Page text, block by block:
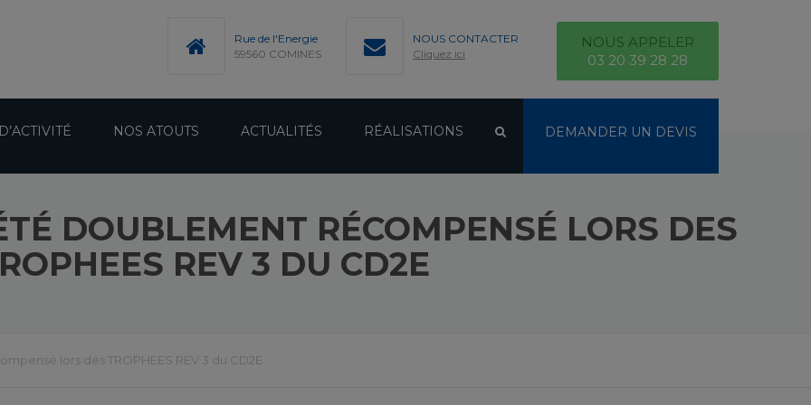
Rue de l'Energie
59560 COMINES
NOUS CONTACTER
Cliquez ici
NOUS APPELER
03 20 39 28 28
NOS ATOUTS ACTUALITÉS RÉALISATIONS DEMANDER UN DEVIS
DOUBLEMENT RÉCOMPENSÉ LORS DES
REV 3 DU CD2E
lors des TROPHEES REV 3 du CD2E